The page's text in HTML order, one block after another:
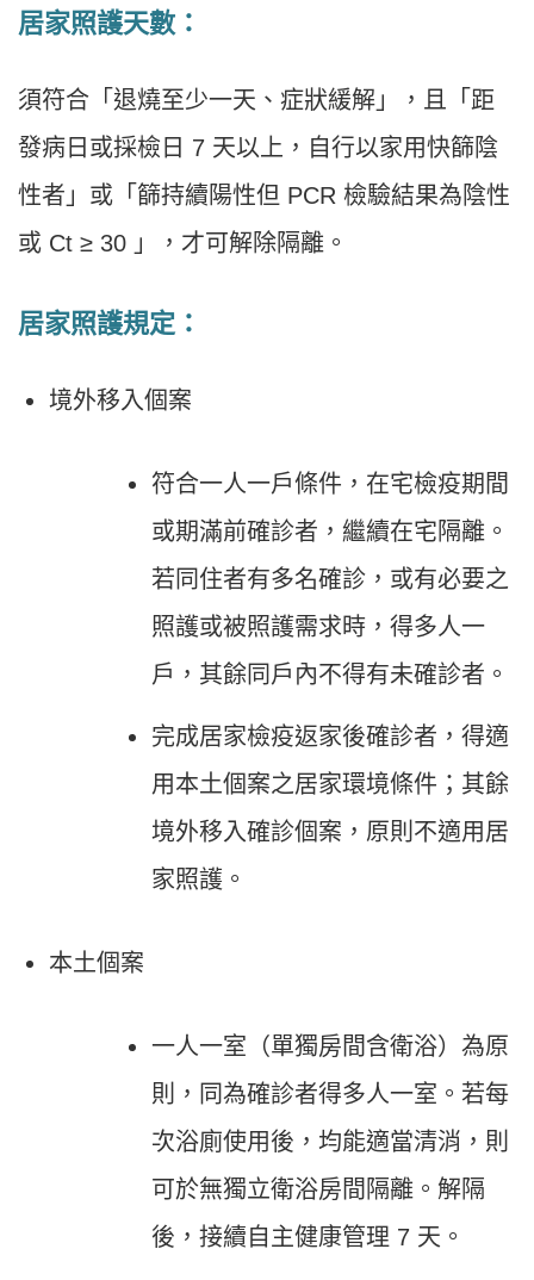
居家照護天數：
須符合「退燒至少一天、症狀緩解」，且「距
發病日或採檢日 7 天以上，自行以家用快篩陰
性者」或「篩持續陽性但 PCR 檢驗結果為陰性
或 Ct ≥ 30 」，才可解除隔離。
居家照護規定：
境外移入個案
符合一人一戶條件，在宅檢疫期間
或期滿前確診者，繼續在宅隔離。
若同住者有多名確診，或有必要之
照護或被照護需求時，得多人一
戶，其餘同戶內不得有未確診者。
完成居家檢疫返家後確診者，得適
用本土個案之居家環境條件；其餘
境外移入確診個案，原則不適用居
家照護。
本土個案
一人一室（單獨房間含衛浴）為原
則，同為確診者得多人一室。若每
次浴廁使用後，均能適當清消，則
可於無獨立衛浴房間隔離。解隔
後，接續自主健康管理 7 天。